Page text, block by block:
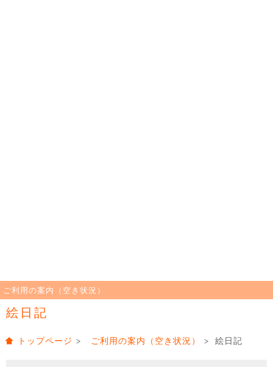
絵日記
ご利用の案内（空き状況）
トップページ > ご利用の案内（空き状況） > 絵日記